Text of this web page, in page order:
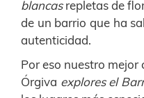
blancasrepletas de
de un barrio que ha
autenticidad.
Por eso nuestro mejor
Órgiva explores el